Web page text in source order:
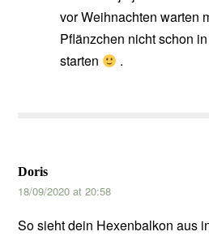
vor Weihnachten warten
Pflänzchen nicht schon
starten
.
Doris
18/09/2020 at 20:58
So sieht dein Hexenbalkon aus